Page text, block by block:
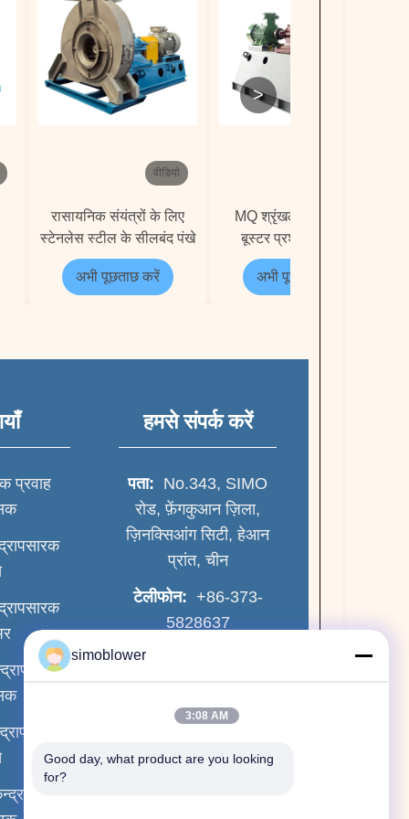
वीडियो
रासायनिक संयंत्रों के लिए
स्टेनलेस स्टील के सीलबंद पंखे
अभी पूछताछ करें
MQ श्रृंखला कोयला गैस
बूस्टर प्रशंसक निर्माता
अभी पूछताछ करें
>
प्रवाह
हमसे संपर्क करें
पता: No.343, SIMO
रोड, फ़ेंगकुआन ज़िला,
ज़िनक्सिआंग सिटी, हेआन
प्रांत, चीन
टेलीफोन: +86-373-
5828637
-18003807607
ईमेल:
simoblower
3:08 AM
Good day, what product are you looking
for?